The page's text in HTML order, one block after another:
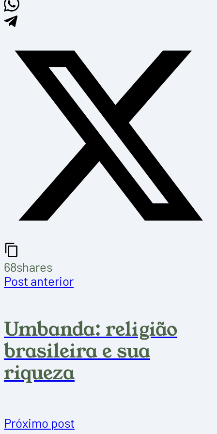
68shares
Post anterior
Umbanda: religião
brasileira e sua
riqueza
Próximo post